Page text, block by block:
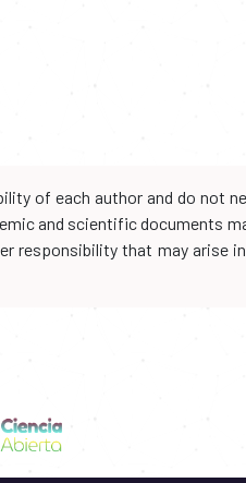
of each author and do not
and scientific documents
responsibility that may arise